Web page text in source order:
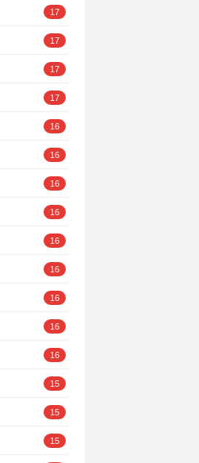
17
17
17
17
16
16
16
16
16
16
16
16
16
15
15
15